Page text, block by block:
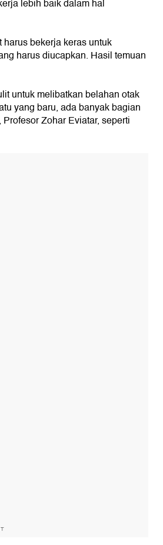
lebih baik dalam hal
bekerja keras untuk
harus diucapkan. Hasil temuan
untuk melibatkan belahan otak
yang baru, ada banyak bagian
Zohar Eviatar, seperti